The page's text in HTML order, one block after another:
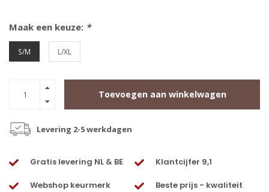
Maak een keuze: *
S/M L/XL
Toevoegen aan winkelwagen
Levering 2-5 werkdagen
Gratis levering NL & BE Klantcijfer 9,1
Webshop keurmerk Beste prijs - kwaliteit